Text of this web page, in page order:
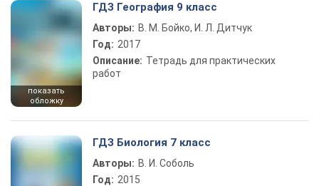
показать
обложку
ГДЗ География 9 класс
Авторы: В. М. Бойко, И. Л. Дитчук
Год: 2017
Описание: Тетрадь для практических
работ
ГДЗ Биология 7 класс
Авторы: В. И. Соболь
Год: 2015